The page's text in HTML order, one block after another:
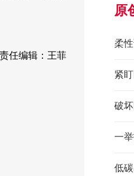
责任编辑：王菲
原
柔
紧
一
低